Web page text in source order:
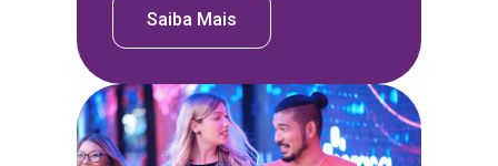
Saiba Mais